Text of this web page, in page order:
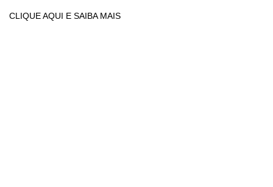
CLIQUE AQUI E SAIBA MAIS